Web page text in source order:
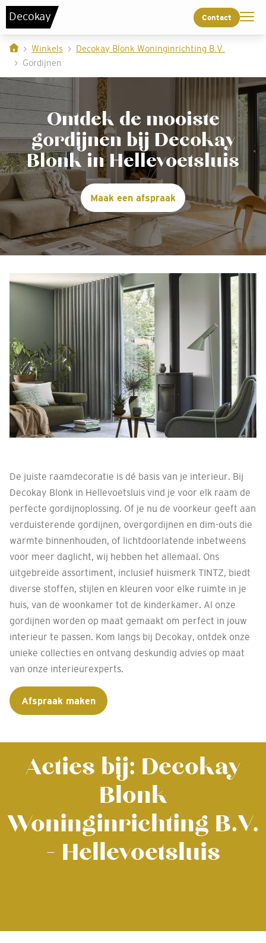
Decokay Contact
Winkels
Decokay Blonk Woninginrichting B.V.
Gordijnen
Ontdek de mooiste
gordijnen bij Decokay
Blonk in Hellevoetsluis
Maak een afspraak
De juiste raamdecoratie is dé basis van je interieur. Bij
Decokay Blonk in Hellevoetsluis vind je voor elk raam de
perfecte gordijnoplossing. Of je nu de voorkeur geeft aan
verduisterende gordijnen, overgordijnen en dim-outs die
warmte binnenhouden, of lichtdoorlatende inbetweens
voor meer daglicht, wij hebben het allemaal. Ons
uitgebreide assortiment, inclusief huismerk TINTZ, biedt
diverse stoffen, stijlen en kleuren voor elke ruimte in je
huis, van de woonkamer tot de kinderkamer. Al onze
gordijnen worden op maat gemaakt om perfect in jouw
interieur te passen. Kom langs bij Decokay, ontdek onze
unieke collecties en ontvang deskundig advies op maat
van onze interieurexperts.
Afspraak maken
Acties bij: Decokay
Blonk
Woninginrichting B.V.
- Hellevoetsluis